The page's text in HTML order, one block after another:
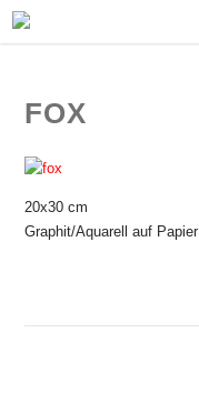
FOX
20x30 cm
Graphit/Aquarell auf Papier